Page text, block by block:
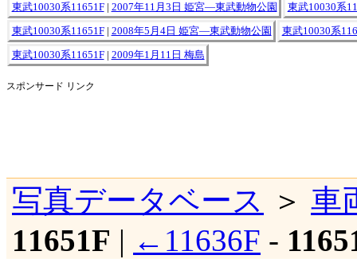
東武10030系11651F| 2007年11月3日 姫宮―東武動物公園 東武10030系
東武10030系11651F| 2008年5月4日 姫宮―東武動物公園 東武10030系
東武10030系11651F| 2009年1月11日 梅島
スポンサード リンク
写真データベース ＞ 車
11651F | ←11636F -